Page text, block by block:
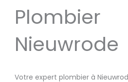
Plombier
Nieuwrode
Votre expert plombier à